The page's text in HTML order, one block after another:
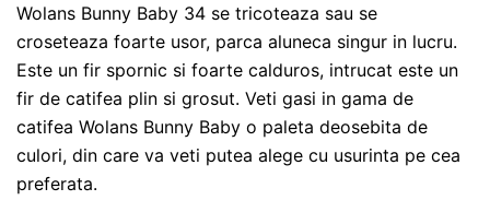
Wolans Bunny Baby 34 se tricoteaza sau se
croseteaza foarte usor, parca aluneca singur in lucru.
Este un fir spornic si foarte calduros, intrucat este un
fir de catifea plin si grosut. Veti gasi in gama de
catifea Wolans Bunny Baby o paleta deosebita de
culori, din care va veti putea alege cu usurinta pe cea
preferata.